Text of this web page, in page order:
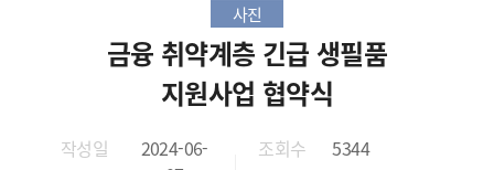
사진
금융 취약계층 긴급 생필품
지원사업 협약식
작성일
2024-06-
조회수 5344